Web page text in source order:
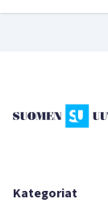
Kategoriat